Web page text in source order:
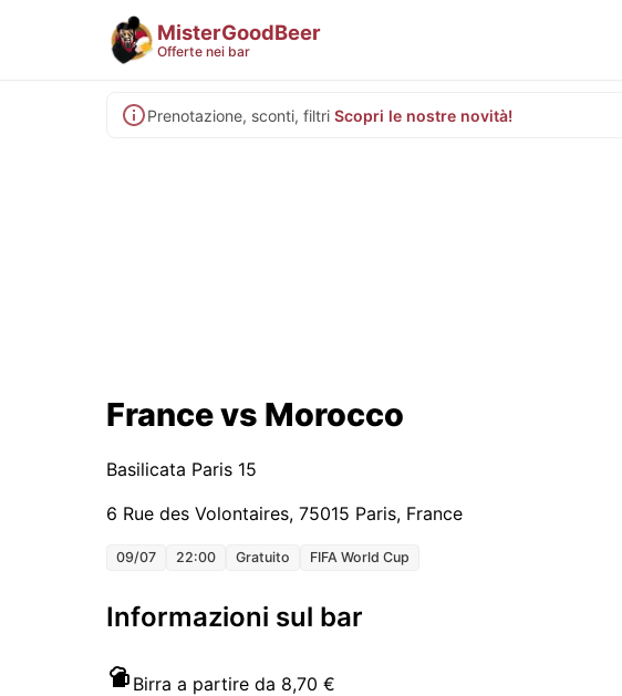
MisterGoodBeer
Offerte nei bar
Prenotazione, sconti, filtri Scopri le nostre novità!
France vs Morocco
Basilicata Paris 15
6 Rue des Volontaires, 75015 Paris, France
09/07 22:00 Gratuito FIFA World Cup
Informazioni sul bar
Birra a partire da 8,70 €